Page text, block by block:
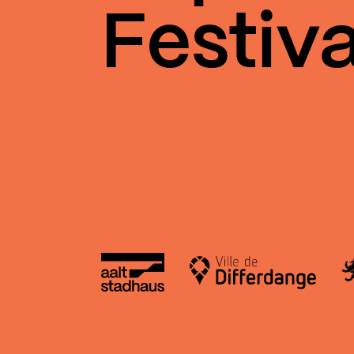
Aalt Stadhaus Ville de Differdange